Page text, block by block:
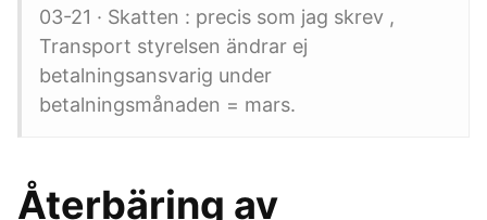
03-21 · Skatten : precis som jag skrev ,
Transport styrelsen ändrar ej
betalningsansvarig under
betalningsmånaden = mars.
Återbäring av